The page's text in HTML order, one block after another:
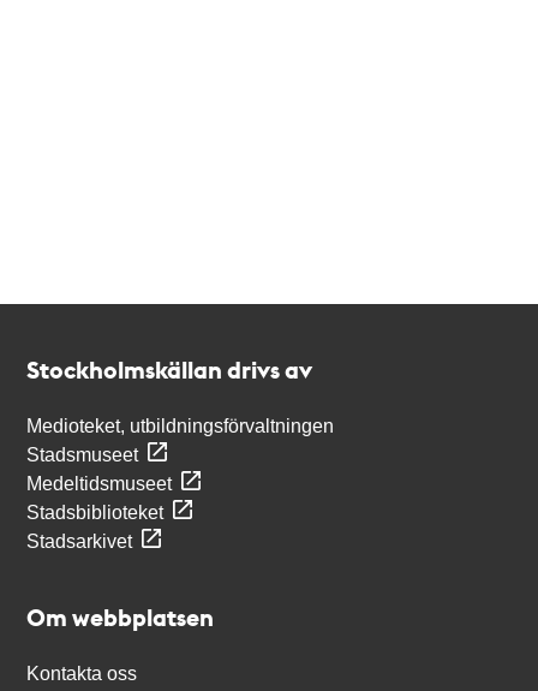
Stockholmskällan drivs av
Medioteket, utbildningsförvaltningen
Stadsmuseet
Medeltidsmuseet
Stadsbiblioteket
Stadsarkivet
Om webbplatsen
Kontakta oss